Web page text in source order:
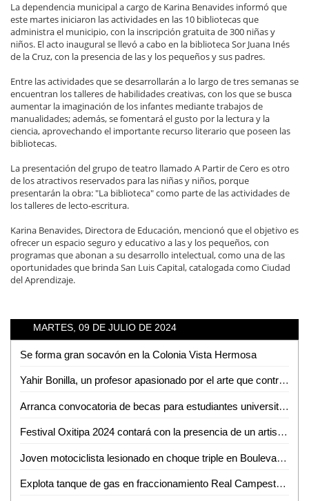
La dependencia municipal a cargo de Karina Benavides informó que
este martes iniciaron las actividades en las 10 bibliotecas que
administra el municipio, con la inscripción gratuita de 300 niñas y
niños. El acto inaugural se llevó a cabo en la biblioteca Sor Juana Inés
de la Cruz, con la presencia de las y los pequeños y sus padres.
Entre las actividades que se desarrollarán a lo largo de tres semanas se
encuentran los talleres de habilidades creativas, con los que se busca
aumentar la imaginación de los infantes mediante trabajos de
manualidades; además, se fomentará el gusto por la lectura y la
ciencia, aprovechando el importante recurso literario que poseen las
bibliotecas.
La presentación del grupo de teatro llamado A Partir de Cero es otro
de los atractivos reservados para las niñas y niños, porque
presentarán la obra: "La biblioteca" como parte de las actividades de
los talleres de lecto-escritura.
Karina Benavides, Directora de Educación, mencionó que el objetivo es
ofrecer un espacio seguro y educativo a las y los pequeños, con
programas que abonan a su desarrollo intelectual, como una de las
oportunidades que brinda San Luis Capital, catalogada como Ciudad
del Aprendizaje.
MARTES, 09 DE JULIO DE 2024
Se forma gran socavón en la Colonia Vista Hermosa
Yahir Bonilla, un profesor apasionado por el arte que contribuye a la cultura de Ciudad Valles
Arranca convocatoria de becas para estudiantes universitarios en Ciudad Valles
Festival Oxitipa 2024 contará con la presencia de un artista de la FENAPO: David Medina
Joven motociclista lesionado en choque triple en Boulevard México - Laredo
Explota tanque de gas en fraccionamiento Real Campestre de Valles